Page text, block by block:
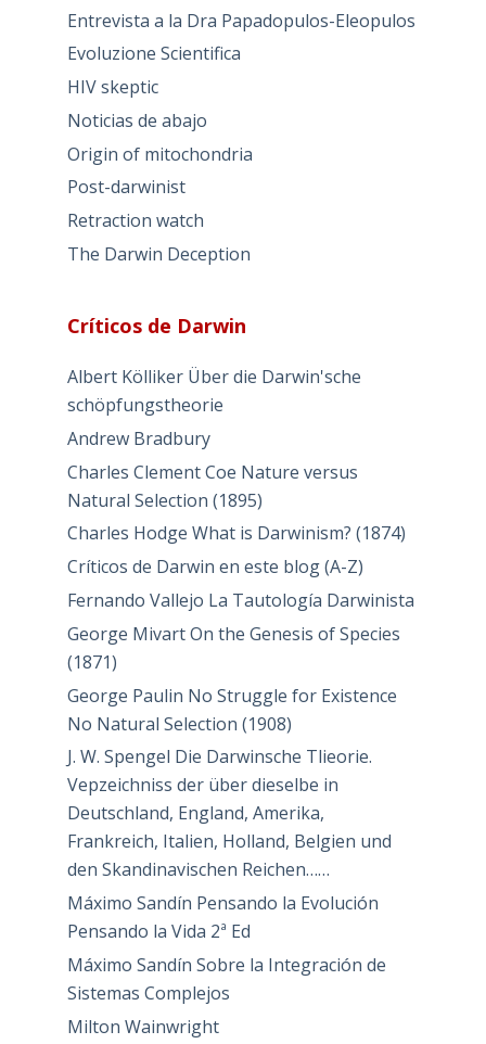
Entrevista a la Dra Papadopulos-Eleopulos
Evoluzione Scientifica
HIV skeptic
Noticias de abajo
Origin of mitochondria
Post-darwinist
Retraction watch
The Darwin Deception
Críticos de Darwin
Albert Kölliker Über die Darwin'sche
schöpfungstheorie
Andrew Bradbury
Charles Clement Coe Nature versus
Natural Selection (1895)
Charles Hodge What is Darwinism? (1874)
Críticos de Darwin en este blog (A-Z)
Fernando Vallejo La Tautología Darwinista
George Mivart On the Genesis of Species
(1871)
George Paulin No Struggle for Existence
No Natural Selection (1908)
J. W. Spengel Die Darwinsche Tlieorie.
Vepzeichniss der über dieselbe in
Deutschland, England, Amerika,
Frankreich, Italien, Holland, Belgien und
den Skandinavischen Reichen……
Máximo Sandín Pensando la Evolución
Pensando la Vida 2ª Ed
Máximo Sandín Sobre la Integración de
Sistemas Complejos
Milton Wainwright